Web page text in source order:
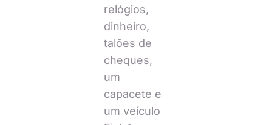
relógios,
dinheiro,
talões de
cheques,
um
capacete e
um veículo